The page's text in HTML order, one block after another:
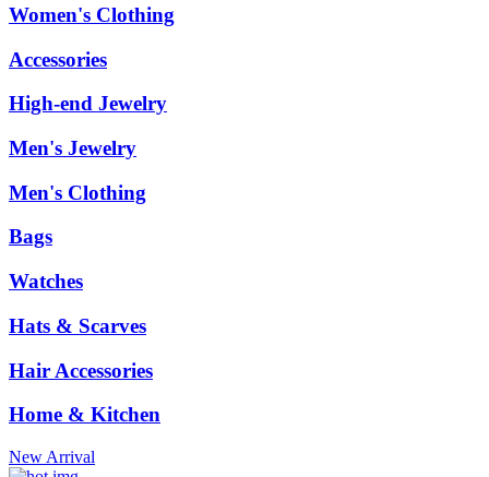
Women's Clothing
Accessories
High-end Jewelry
Men's Jewelry
Men's Clothing
Bags
Watches
Hats & Scarves
Hair Accessories
Home & Kitchen
New Arrival